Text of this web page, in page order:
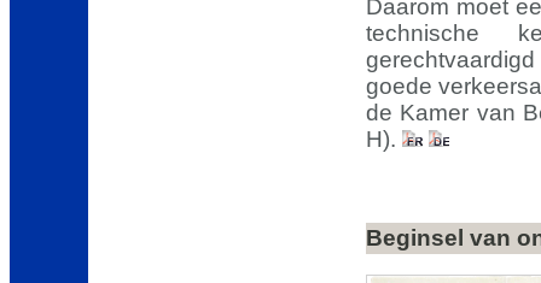
Daarom moet
technische
goede
de Kamer van
H).
Beginsel van